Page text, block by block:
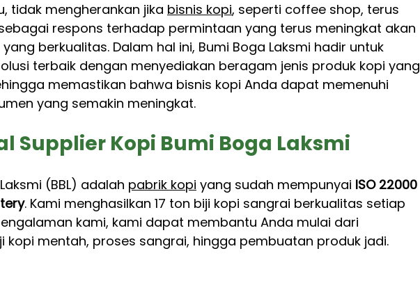
tidak mengherankan jika bisnis kopi, seperti coffee shop, terus
respons terhadap permintaan yang terus meningkat akan
berkualitas. Dalam hal ini, Bumi Boga Laksmi hadir untuk
terbaik dengan menyediakan beragam jenis produk kopi yang
memastikan bahwa bisnis kopi Anda dapat memenuhi
yang semakin meningkat.
Supplier Kopi Bumi Boga Laksmi
(BBL) adalah pabrik kopi yang sudah mempunyai ISO 22000
. Kami menghasilkan 17 ton biji kopi sangrai berkualitas setiap
kami, kami dapat membantu Anda mulai dari
kopi mentah, proses sangrai, hingga pembuatan produk jadi.